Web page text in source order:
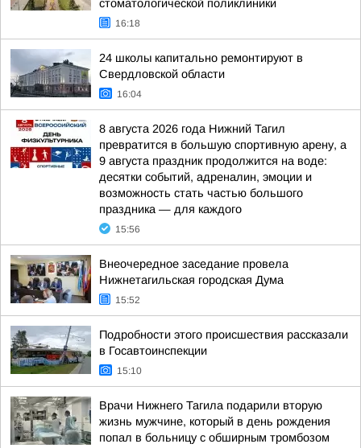
стоматологической поликлиники
16:18
24 школы капитально ремонтируют в
Свердловской области
16:04
8 августа 2026 года Нижний Тагил
превратится в большую спортивную арену, а
9 августа праздник продолжится на воде:
десятки событий, адреналин, эмоции и
возможность стать частью большого
праздника — для каждого
15:56
Внеочередное заседание провела
Нижнетагильская городская Дума
15:52
Подробности этого происшествия рассказали
в Госавтоинспекции
15:10
Врачи Нижнего Тагила подарили вторую
жизнь мужчине, который в день рождения
попал в больницу с обширным тромбозом